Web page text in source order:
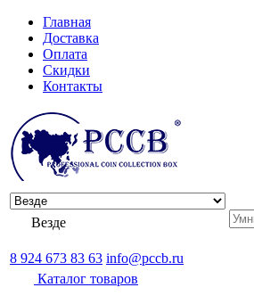
Главная
Доставка
Оплата
Скидки
Контакты
Везде
8 924 673 83 63 info@pccb.ru
Каталог товаров